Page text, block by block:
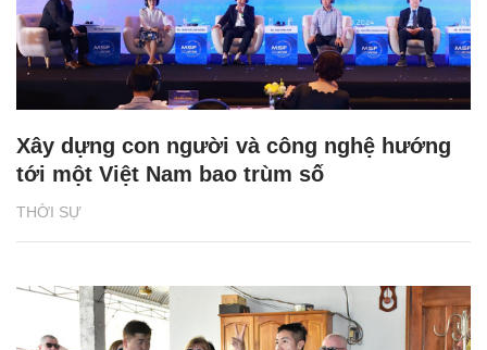
THỜI SỰ
Xây dựng con người và công nghệ hướng
tới một Việt Nam bao trùm số